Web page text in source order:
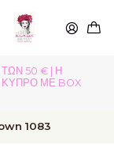
50 € | Η
ΚΥΠΡΟ ΜΕ BOX
1083